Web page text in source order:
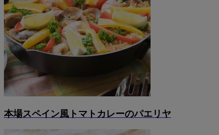
本場スペイン風トマトカレーのパエリヤ